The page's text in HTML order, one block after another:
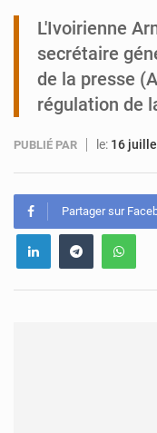
L'Ivoirienne
secrétaire
de la presse
régulation de
PUBLIÉ PAR le: 16
Partager sur